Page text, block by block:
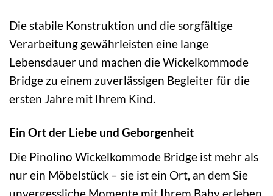
Die stabile Konstruktion und die sorgfältige
Verarbeitung gewährleisten eine lange
Lebensdauer und machen die Wickelkommode
Bridge zu einem zuverlässigen Begleiter für die
ersten Jahre mit Ihrem Kind.
Ein Ort der Liebe und Geborgenheit
Die Pinolino Wickelkommode Bridge ist mehr als
nur ein Möbelstück – sie ist ein Ort, an dem Sie